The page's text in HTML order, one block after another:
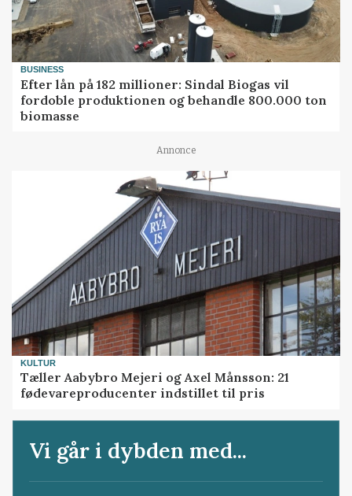
BUSINESS
Efter lån på 182 millioner: Sindal Biogas vil
fordoble produktionen og behandle 800.000 ton
biomasse
Annonce
KULTUR
Tæller Aabybro Mejeri og Axel Månsson: 21
fødevareproducenter indstillet til pris
Vi går i dybden med...